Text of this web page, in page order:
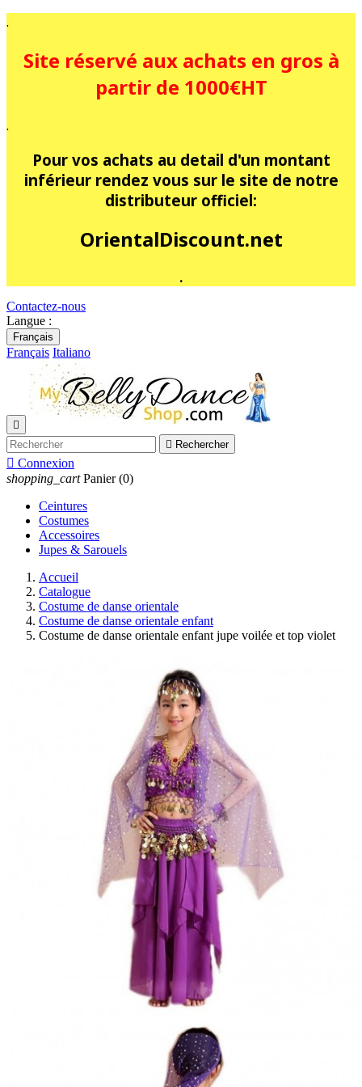
.
Site réservé aux achats en gros à
partir de 1000€HT
.
Pour vos achats au detail d'un montant
inférieur rendez vous sur le site de notre
distributeur officiel:
OrientalDiscount.net
.
Contactez-nous
Langue :
Français
Français Italiano

 Rechercher
 Connexion
shopping_cart Panier (0)
Ceintures
Costumes
Accessoires
Jupes & Sarouels
Accueil
Catalogue
Costume de danse orientale
Costume de danse orientale enfant
Costume de danse orientale enfant jupe voilée et top violet